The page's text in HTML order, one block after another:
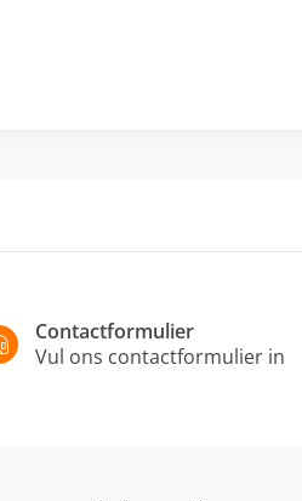
Contactformulier
Vul ons contactformulier in